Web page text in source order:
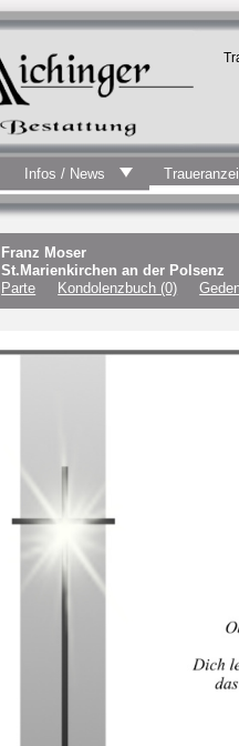
Infos / News
Franz Moser
St.Marienkirchen an der Polsenz
Parte
Kondolenzbuch (0)